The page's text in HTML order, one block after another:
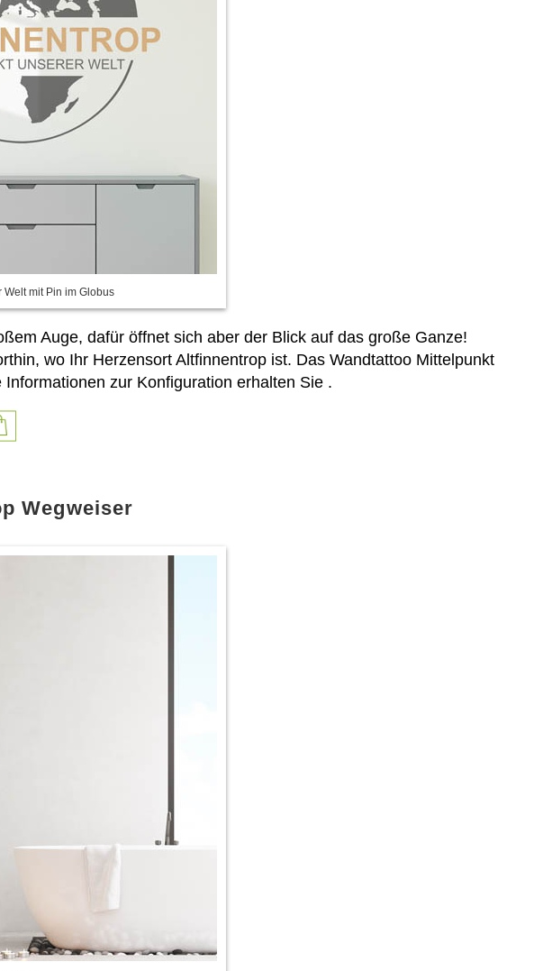
mit Pin im Globus
Auge, dafür öffnet sich aber der Blick auf das große Ganze!
wo Ihr Herzensort Altfinnentrop ist. Das Wandtattoo Mittelpunkt
zur Konfiguration erhalten Sie .
Wegweiser